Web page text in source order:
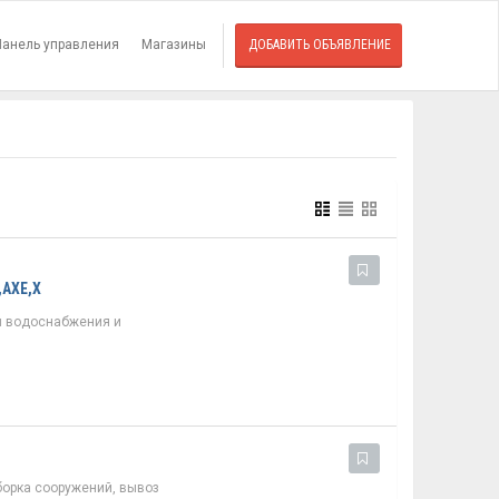
управления Магазины ДОБАВИТЬ ОБЪЯВЛЕНИЕ
водоснабжения и
сооружений, вывоз